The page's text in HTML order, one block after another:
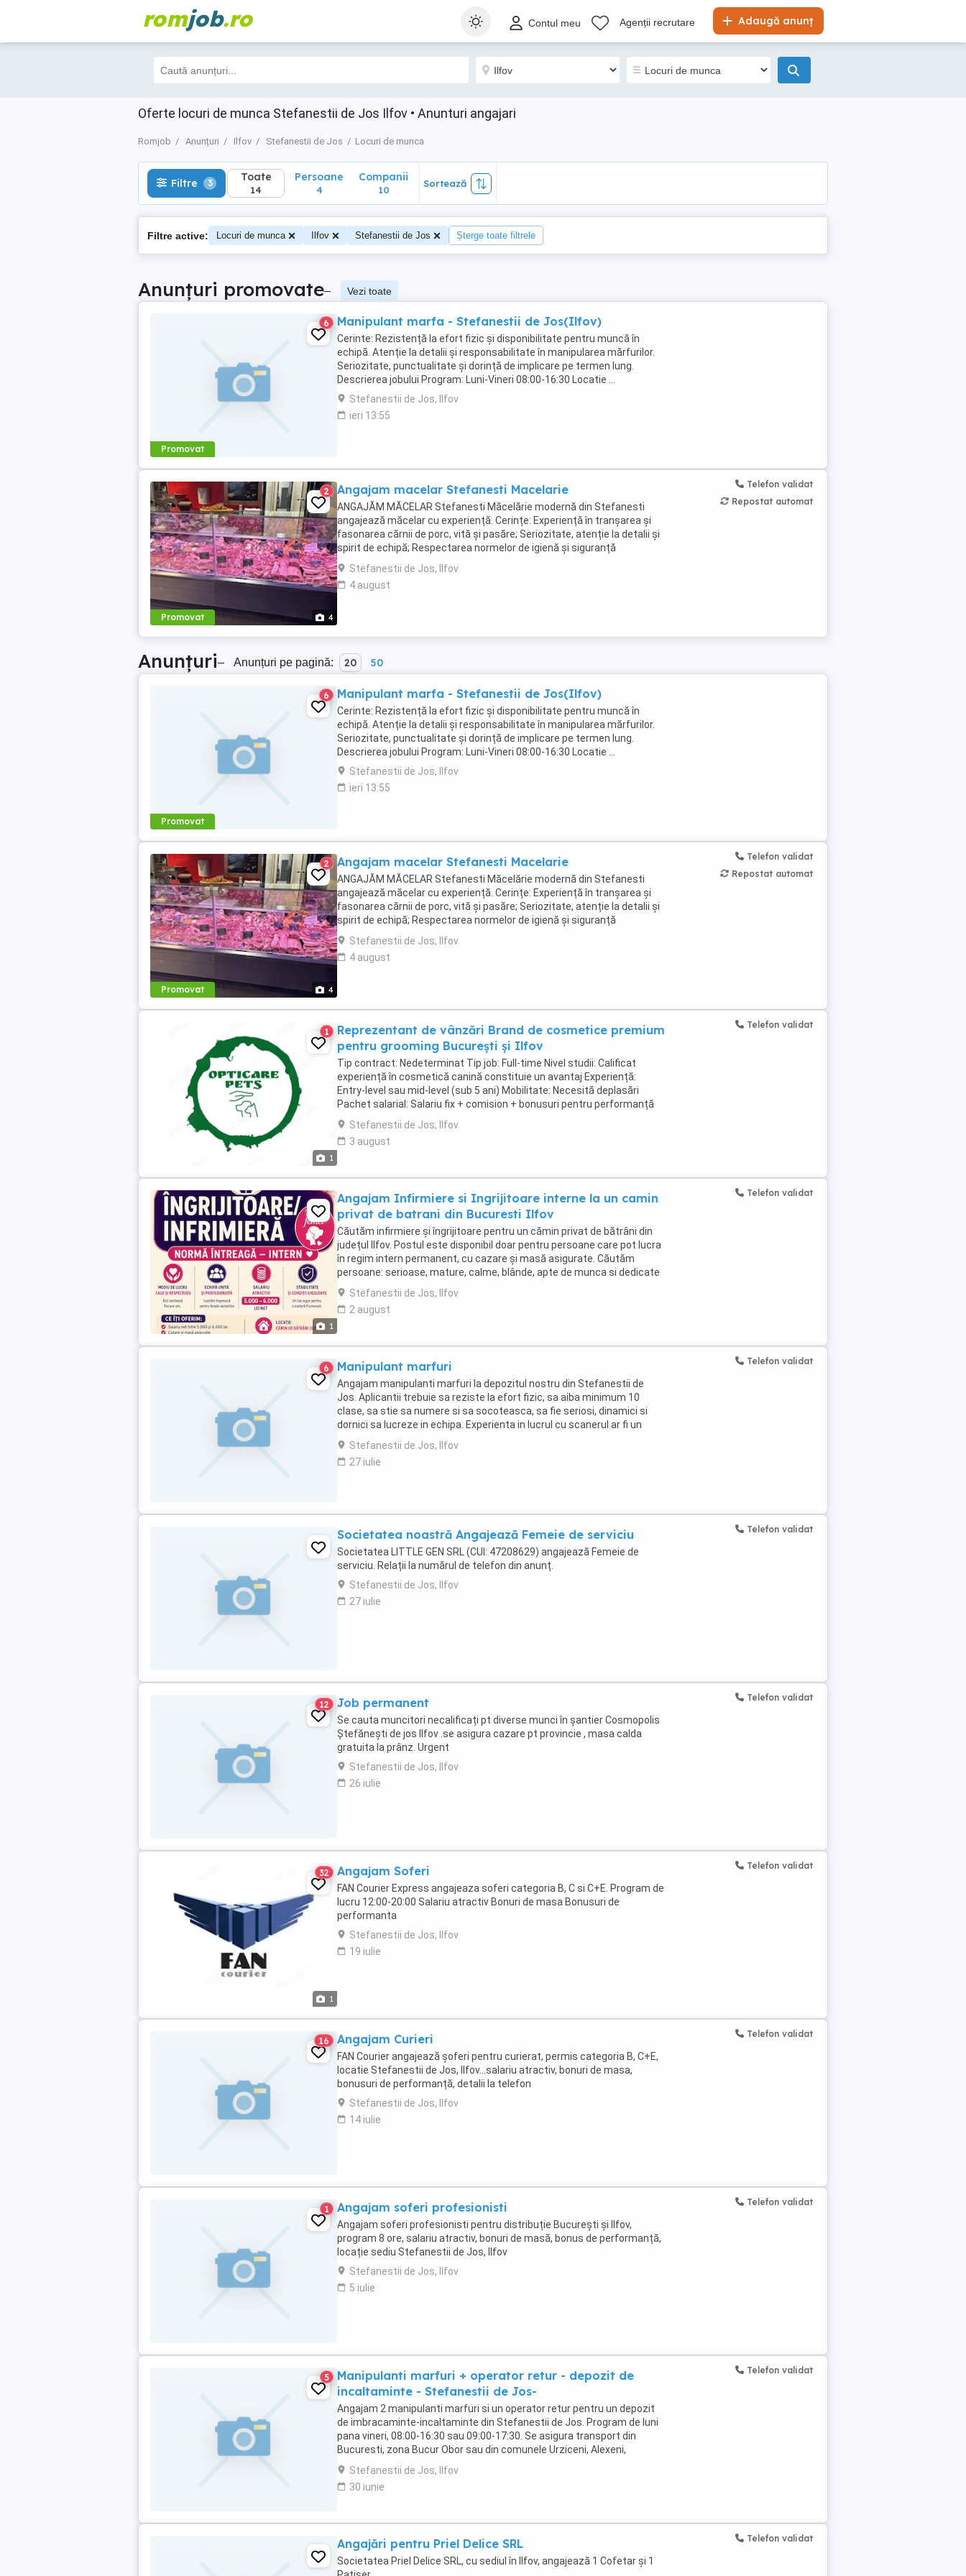
romjob.ro Adaugă anunț
Contul meu Agenții recrutare
Oferte locuri de munca Stefanestii de Jos Ilfov • Anunturi angajari
Romjob Anunțuri Ilfov Stefanestii de Jos Locuri de munca
Filtre 3 Toate
14
Filtre 3 Toate
14
Persoane
4
Companii
10
Sortează
Filtre active: Locuri de munca Ilfov Stefanestii de Jos Șterge toate filtrele
Anunțuri promovate– Vezi toate
Promovat
6 Manipulant marfa - Stefanestii de Jos(Ilfov)
Cerinte: Rezistență la efort fizic și disponibilitate pentru muncă în
echipă. Atenție la detalii și responsabilitate în manipularea mărfurilor.
Seriozitate, punctualitate și dorință de implicare pe termen lung.
Descrierea jobului Program: Luni-Vineri 08:00-16:30 Locatie ...
Stefanestii de Jos, Ilfov
ieri 13:55
Promovat 4
2 Angajam macelar Stefanesti Macelarie
ANGAJĂM MĂCELAR Stefanesti Măcelărie modernă din Stefanesti
angajează măcelar cu experiență. Cerințe: Experiență în tranșarea și
fasonarea cărnii de porc, vită și pasăre; Seriozitate, atenție la detalii și
spirit de echipă; Respectarea normelor de igienă și siguranță
alimentară; Experiența în prepararea ...
Stefanestii de Jos, Ilfov
4 august
Telefon validat
Repostat automat
Anunțuri– Anunțuri pe pagină: 20 50
Promovat
6 Manipulant marfa - Stefanestii de Jos(Ilfov)
Cerinte: Rezistență la efort fizic și disponibilitate pentru muncă în
echipă. Atenție la detalii și responsabilitate în manipularea mărfurilor.
Seriozitate, punctualitate și dorință de implicare pe termen lung.
Descrierea jobului Program: Luni-Vineri 08:00-16:30 Locatie ...
Stefanestii de Jos, Ilfov
ieri 13:55
Promovat 4
2 Angajam macelar Stefanesti Macelarie
ANGAJĂM MĂCELAR Stefanesti Măcelărie modernă din Stefanesti
angajează măcelar cu experiență. Cerințe: Experiență în tranșarea și
fasonarea cărnii de porc, vită și pasăre; Seriozitate, atenție la detalii și
spirit de echipă; Respectarea normelor de igienă și siguranță
alimentară; Experiența în prepararea ...
Stefanestii de Jos, Ilfov
4 august
Telefon validat
Repostat automat
1
1
Reprezentant de vânzări Brand de cosmetice premium
pentru grooming București și Ilfov
Tip contract: Nedeterminat Tip job: Full-time Nivel studii: Calificat
experiență în cosmetică canină constituie un avantaj Experiență:
Entry-level sau mid-level (sub 5 ani) Mobilitate: Necesită deplasări
Pachet salarial: Salariu fix + comision + bonusuri pentru performanță
Descrierea postului Te-ai ...
Stefanestii de Jos, Ilfov
3 august
Telefon validat
1
Angajam Infirmiere si Ingrijitoare interne la un camin
privat de batrani din Bucuresti Ilfov
Căutăm infirmiere și îngrijitoare pentru un cămin privat de bătrâni din
județul Ilfov. Postul este disponibil doar pentru persoane care pot lucra
în regim intern permanent, cu cazare și masă asigurate. Căutăm
persoane: serioase, mature, calme, blânde, apte de munca si dedicate
locului de muncă; cu respect ...
Stefanestii de Jos, Ilfov
2 august
Telefon validat
6 Manipulant marfuri
Angajam manipulanti marfuri la depozitul nostru din Stefanestii de
Jos. Aplicantii trebuie sa reziste la efort fizic, sa aiba minimum 10
clase, sa stie sa numere si sa socoteasca, sa fie seriosi, dinamici si
dornici sa lucreze in echipa. Experienta in lucrul cu scanerul ar fi un
avantaj. Oferim contract ...
Stefanestii de Jos, Ilfov
27 iulie
Telefon validat
Societatea noastră Angajează Femeie de serviciu
Societatea LITTLE GEN SRL (CUI: 47208629) angajează Femeie de
serviciu. Relații la numărul de telefon din anunț.
Stefanestii de Jos, Ilfov
27 iulie
Telefon validat
12 Job permanent
Se cauta muncitori necalificați pt diverse munci în șantier Cosmopolis
Ștefănești de jos Ilfov .se asigura cazare pt provincie , masa calda
gratuita la prânz. Urgent
Stefanestii de Jos, Ilfov
26 iulie
Telefon validat
1
32 Angajam Soferi
FAN Courier Express angajeaza soferi categoria B, C si C+E. Program de
lucru 12:00-20:00 Salariu atractiv Bonuri de masa Bonusuri de
performanta
Stefanestii de Jos, Ilfov
19 iulie
Telefon validat
16 Angajam Curieri
FAN Courier angajează șoferi pentru curierat, permis categoria B, C+E,
locatie Stefanestii de Jos, Ilfov...salariu atractiv, bonuri de masa,
bonusuri de performanță, detalii la telefon
Stefanestii de Jos, Ilfov
14 iulie
Telefon validat
1 Angajam soferi profesionisti
Angajam soferi profesionisti pentru distribuție București și Ilfov,
program 8 ore, salariu atractiv, bonuri de masă, bonus de performanță,
locație sediu Stefanestii de Jos, Ilfov
Stefanestii de Jos, Ilfov
5 iulie
Telefon validat
5
Manipulanti marfuri + operator retur - depozit de
incaltaminte - Stefanestii de Jos-
Angajam 2 manipulanti marfuri si un operator retur pentru un depozit
de imbracaminte-incaltaminte din Stefanestii de Jos. Program de luni
pana vineri, 08:00-16:30 sau 09:00-17:30. Se asigura transport din
Bucuresti, zona Bucur Obor sau din comunele Urziceni, Alexeni,
Brosteni, Ion Roata. NU se asigura ...
Stefanestii de Jos, Ilfov
30 iunie
Telefon validat
Angajări pentru Priel Delice SRL
Societatea Priel Delice SRL, cu sediul în Ilfov, angajează 1 Cofetar și 1
Telefon validat